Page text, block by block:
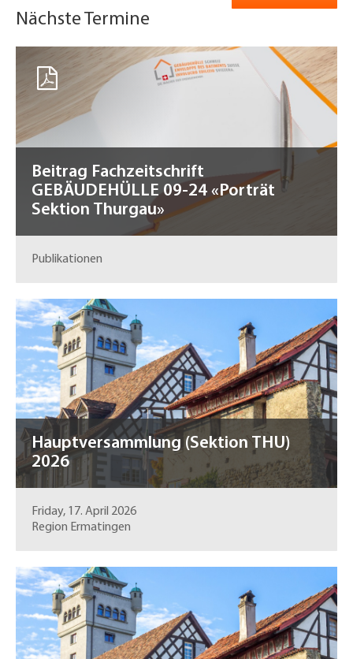
Nächste Termine
Beitrag Fachzeitschrift
GEBÄUDEHÜLLE 09-24 «Porträt
Sektion Thurgau»
Publikationen
Hauptversammlung (Sektion THU)
2026
Friday, 17. April 2026
Region Ermatingen